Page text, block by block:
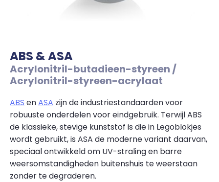
ABS & ASA
Acrylonitril-butadieen-styreen /
Acrylonitril-styreen-acrylaat
ABS enASA zijn de industriestandaarden voor
robuuste onderdelen voor eindgebruik. Terwijl ABS
de klassieke, stevige kunststof is die in Legoblokjes
wordt gebruikt, is ASA de moderne variant daarvan,
speciaal ontwikkeld om UV-straling en barre
weersomstandigheden buitenshuis te weerstaan
zonder te degraderen.